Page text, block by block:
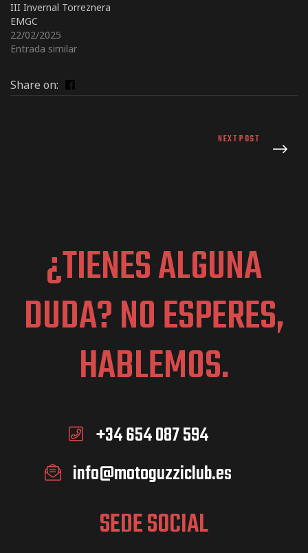
III Invernal Torreznera
EMGC
22/02/2025
Entrada similar
Share on:
NEXT POST
¿TIENES ALGUNA
DUDA? NO ESPERES,
HABLEMOS.
+34 654 087 594
info@motoguzziclub.es
SEDE SOCIAL